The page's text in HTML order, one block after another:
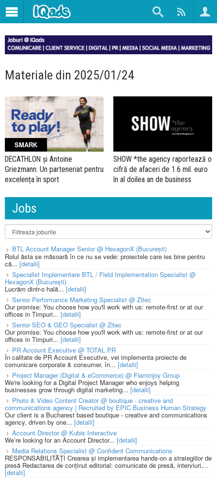
Materiale din 2025/01/24
SMARK
DECATHLON și Antoine
Griezmann: Un parteneriat pentru
excelența în sport
SHOW *the agency raportează o
cifră de afaceri de 1.6 mil. euro
în al doilea an de business
Jobs
BTL Account Manager Senior @ HexagonX (București)
Rolul ăsta se măsoară în ce nu se vede: proiectele care ies bine pentru
că... [detalii]
Specialist Implementare BTL / Field Implementation Specialist @
HexagonX (București)
Lucrăm dintr-o hală...[detalii]
Senior Performance Marketing Specialist @ Zitec
Our promise: You choose how you'll work with us: remote-first or at our
offices in Timpuri... [detalii]
Senior SEO & GEO Specialist @ Zitec
Our promise: You choose how you'll work with us: remote-first or at our
offices in Timpuri... [detalii]
PR Account Executive @ TOTAL PR
În calitate de PR Account Executive, vei implementa proiecte de
comunicare corporate & consumer, în... [detalii]
Project Manager (Digital & eCommerce) @ Flaminjoy Group
We're looking for a Digital Project Manager who enjoys helping
businesses grow through digital marketing... [detalii]
Photo & Video Content Creator @ boutique - creative and
communications agency | Recruited by EPIC Business Human Strategy
Our client is a Bucharest based boutique - creative and communications
agency, driven by one... [detalii]
Account Director @ Kubis Interactive
We’re looking for an Account Director... [detalii]
Media Relations Specialist @ Confident Communications
RESPONSABILITĂȚI Crearea și implementarea hands-on a strategiilor de
presă Redactarea de conținut editorial: comunicate de presă, interviuri,...
[detalii]